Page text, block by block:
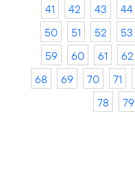
41
42 43 44
50
51 52 53
59
60 61 62
68
69 70 71
78
79